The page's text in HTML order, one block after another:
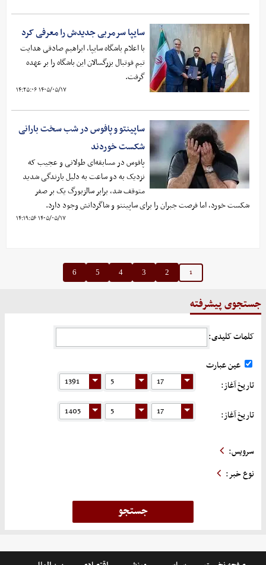
سایپا سرمربی جدیدش را معرفی کرد
با اعلام باشگاه سایپا، ابراهیم صادقی هدایت
تیم فوتبال بزرگسالان این باشگاه را بر عهده
گرفت.
۱۴۰۵/۰۵/۱۷ ۱۴:۲۵:۰۶
ساپینتو و پافوس در شب سخت بارانی
شکست خوردند
پافوس در مسابقه‌ای طولانی و عجیب که
نزدیک به دو ساعت به دلیل بارندگی شدید
متوقف شد، برابر سالزبورگ یک بر صفر
شکست خورد، اما فرصت جبران را برای ساپینتو و شاگردانش وجود دارد.
۱۴۰۵/۰۵/۱۷ ۱۴:۱۹:۵۶
1
2
3
4
5
6
جستجوی پیشرفته
کلمات کلیدی:
عین عبارت
تاریخ آغاز:
تاریخ آغاز:
سرویس:
نوع خبر: